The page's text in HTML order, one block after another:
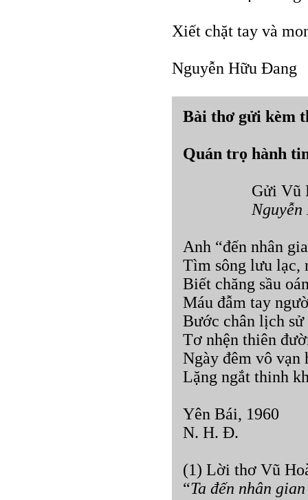
Xiết chặt tay và
Nguyễn Hữu Đang
Bài thơ gửi kèm
Quán trọ hành
Gửi Vũ
Anh “đến nhân
Tìm sông lưu lạc,
Biết chăng sầu
Máu đẫm tay
Bước chân lịch
Tơ nhện thiên
Ngày đêm vô vạn
Lặng ngắt thinh
Yên Bái, 1960
N. H. Đ.
(1) Lời thơ Vũ
“Ta đến nhân